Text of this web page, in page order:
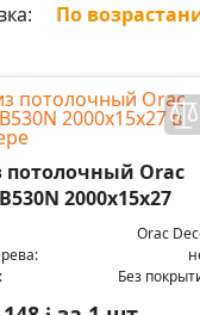
По
потолочный Orac
2000x15x27
Orac
Без